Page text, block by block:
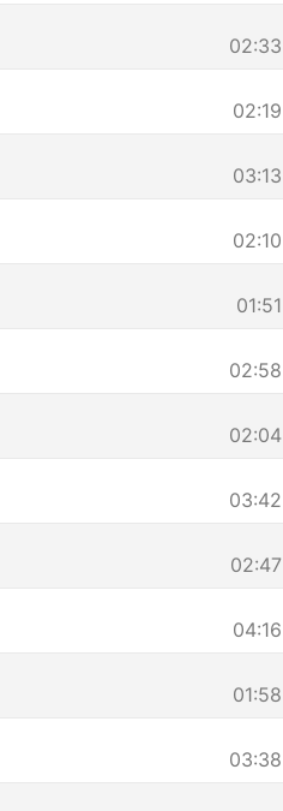
02:33
02:19
03:13
02:10
01:51
02:58
02:04
03:42
02:47
04:16
01:58
03:38